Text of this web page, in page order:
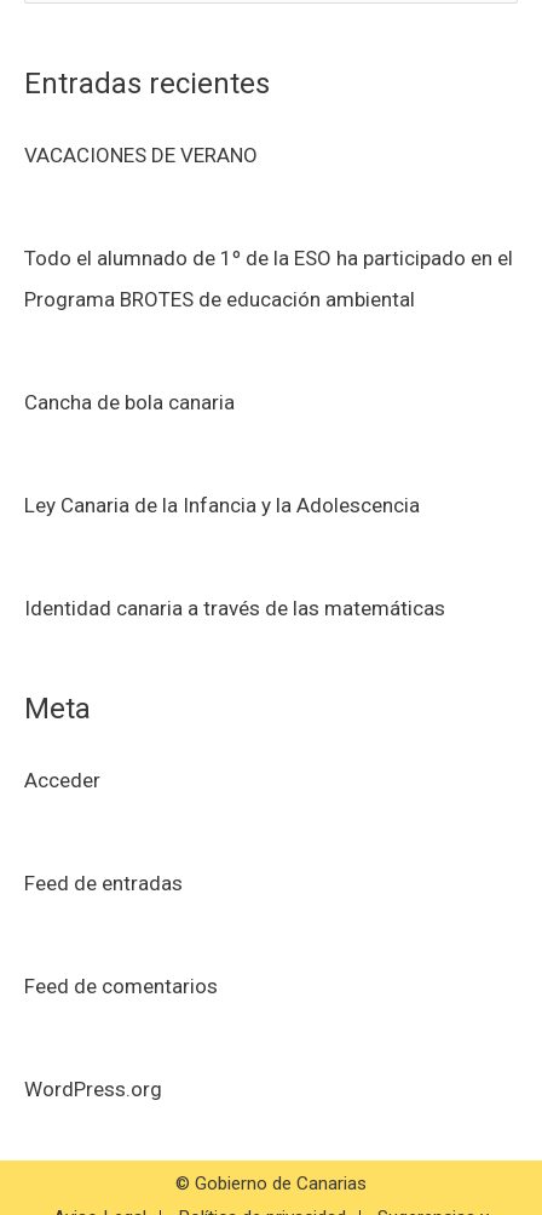
a
o
r
Entradas recientes
VACACIONES DE VERANO
Todo el alumnado de 1º de la ESO ha participado en el
Programa BROTES de educación ambiental
Cancha de bola canaria
Ley Canaria de la Infancia y la Adolescencia
Identidad canaria a través de las matemáticas
Meta
Acceder
Feed de entradas
Feed de comentarios
WordPress.org
© Gobierno de Canarias